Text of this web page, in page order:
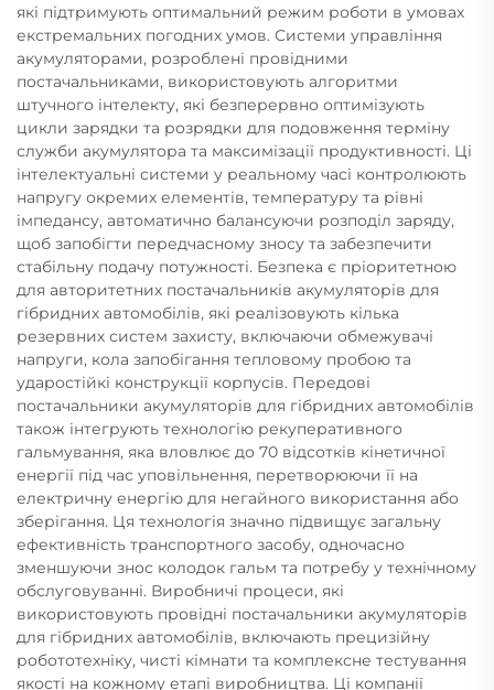
які підтримують оптимальний режим роботи в умовах
екстремальних погодних умов. Системи управління
акумуляторами, розроблені провідними
постачальниками, використовують алгоритми
штучного інтелекту, які безперервно оптимізують
цикли зарядки та розрядки для подовження терміну
служби акумулятора та максимізації продуктивності. Ці
інтелектуальні системи у реальному часі контролюють
напругу окремих елементів, температуру та рівні
імпедансу, автоматично балансуючи розподіл заряду,
щоб запобігти передчасному зносу та забезпечити
стабільну подачу потужності. Безпека є пріоритетною
для авторитетних постачальників акумуляторів для
гібридних автомобілів, які реалізовують кілька
резервних систем захисту, включаючи обмежувачі
напруги, кола запобігання тепловому пробою та
ударостійкі конструкції корпусів. Передові
постачальники акумуляторів для гібридних автомобілів
також інтегрують технологію рекуперативного
гальмування, яка вловлює до 70 відсотків кінетичної
енергії під час уповільнення, перетворюючи її на
електричну енергію для негайного використання або
зберігання. Ця технологія значно підвищує загальну
ефективність транспортного засобу, одночасно
зменшуючи знос колодок гальм та потребу у технічному
обслуговуванні. Виробничі процеси, які
використовують провідні постачальники акумуляторів
для гібридних автомобілів, включають прецизійну
робототехніку, чисті кімнати та комплексне тестування
якості на кожному етапі виробництва. Ці компанії